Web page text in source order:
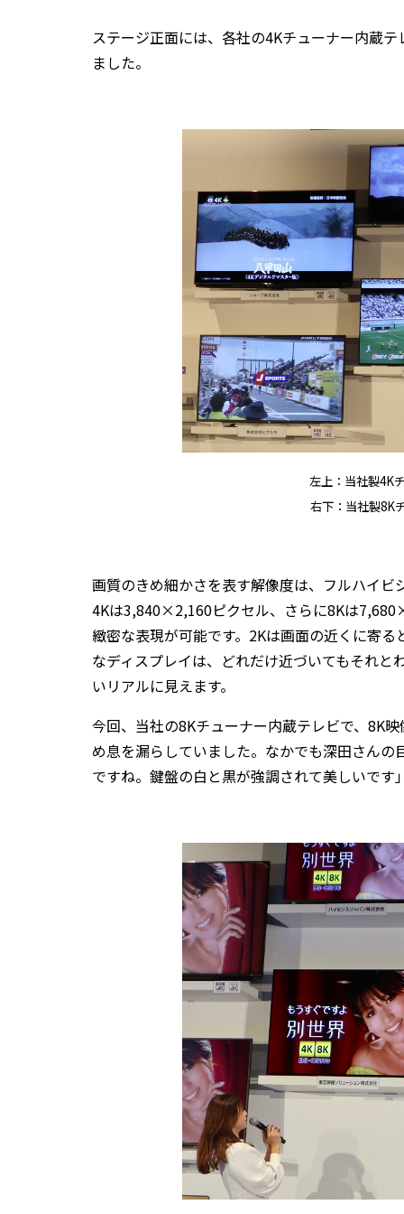
ステージ正面には、各社の4Kチューナー内蔵
ました。
左上：当社製4K
右下：当社製8K
画質のきめ細かさを表す解像度は、フルハイ
4Kは3,840×2,160ピクセル、さらに8Kは
緻密な表現が可能です。2Kは画面の近くに寄
なディスプレイは、どれだけ近づいてもそれ
いリアルに見えます。
今回、当社の8Kチューナー内蔵テレビで、8K
め息を漏らしていました。なかでも深田さん
ですね。鍵盤の白と黒が強調されて美しいです